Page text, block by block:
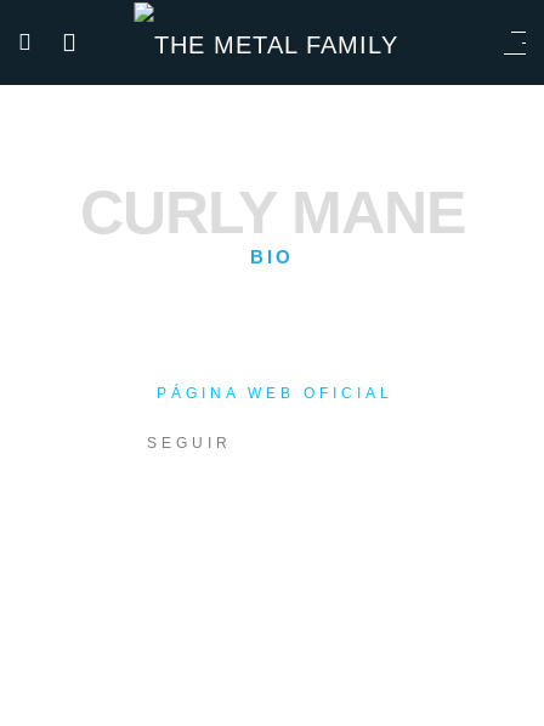
CURLY MANE
BIO
PÁGINA WEB OFICIAL
SEGUIR